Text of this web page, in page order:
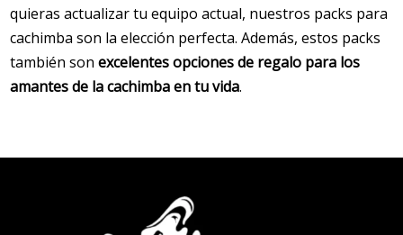
quieras actualizar tu equipo actual, nuestros packs para
cachimba son la elección perfecta. Además, estos packs
también son excelentes opciones de regalo para los
amantes de la cachimba en tu vida.